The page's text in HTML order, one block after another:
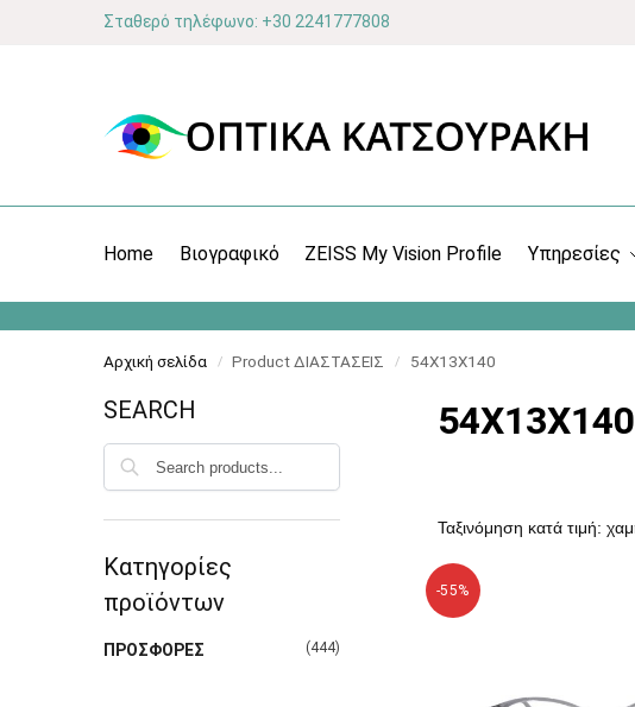
Σταθερό τηλέφωνο: +30 2241777808
Home Βιογραφικό ZEISS My Vision Profile Υπηρεσίες
Αρχική σελίδα / Product ΔΙΑΣΤΑΣΕΙΣ / 54X13X140
54X13X140
-55%
SEARCH
Κατηγορίες
προϊόντων
ΠΡΟΣΦΟΡΕΣ (444)